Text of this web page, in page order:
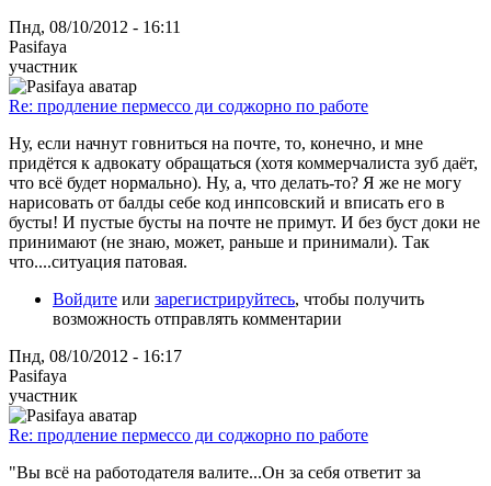
Пнд, 08/10/2012 - 16:11
Pasifaya
участник
Re: продление пермессо ди соджорно по работе
Ну, если начнут говниться на почте, то, конечно, и мне
придётся к адвокату обращаться (хотя коммерчалиста зуб даёт,
что всё будет нормально). Ну, а, что делать-то? Я же не могу
нарисовать от балды себе код инпсовский и вписать его в
бусты! И пустые бусты на почте не примут. И без буст доки не
принимают (не знаю, может, раньше и принимали). Так
что....ситуация патовая.
Войдите или зарегистрируйтесь, чтобы получить
возможность отправлять комментарии
Пнд, 08/10/2012 - 16:17
Pasifaya
участник
Re: продление пермессо ди соджорно по работе
"Вы всё на работодателя валите...Он за себя ответит за